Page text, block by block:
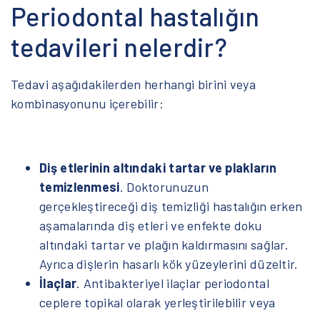
Periodontal hastalığın
tedavileri nelerdir?
Tedavi aşağıdakilerden herhangi birini veya
kombinasyonunu içerebilir:
Diş etlerinin altındaki tartar ve plakların
temizlenmesi. Doktorunuzun
gerçekleştireceği diş temizliği hastalığın erken
aşamalarında diş etleri ve enfekte doku
altındaki tartar ve plağın kaldırmasını sağlar.
Ayrıca dişlerin hasarlı kök yüzeylerini düzeltir.
İlaçlar. Antibakteriyel ilaçlar periodontal
ceplere topikal olarak yerleştirilebilir veya